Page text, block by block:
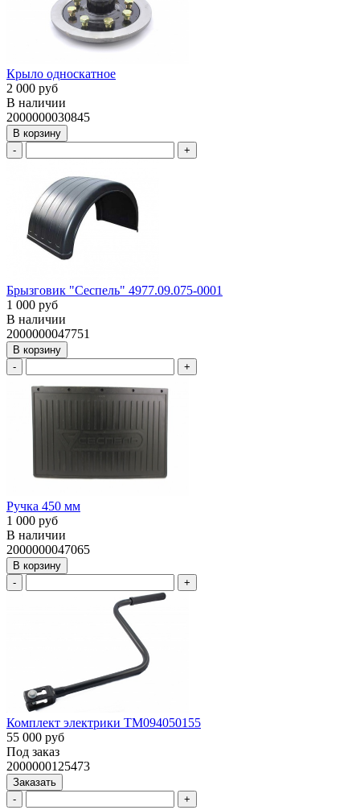
Крыло односкатное
2 000 руб
В наличии
2000000030845
В корзину
-
+
Брызговик "Сеспель" 4977.09.075-0001
1 000 руб
В наличии
2000000047751
В корзину
-
+
Ручка 450 мм
1 000 руб
В наличии
2000000047065
В корзину
-
+
Комплект электрики ТМ094050155
55 000 руб
Под заказ
2000000125473
Заказать
-
+